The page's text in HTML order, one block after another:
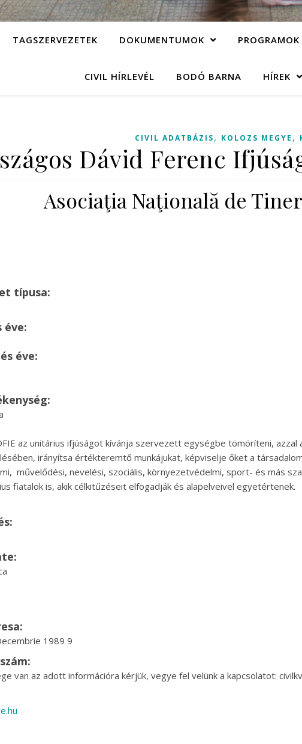
TAGSZERVEZETEK DOKUMENTUMOK PROGRAMOK
CIVIL HÍRLEVÉL BODÓ BARNA HÍREK
CIVIL ADATBÁZIS, KOLOZS MEGYE ,
Dávid Ferenc
Asociaţia Naţională de
típusa:
éve:
éve:
az unitárius ifjúságot kívánja szervezett egységbe tömöríteni, azzal
irányítsa értékteremtő munkájukat, képviselje őket a
művelődési, nevelési, szociális, környezetvédelmi, sport- és más
fiatalok is, akik célkitűzéseit elfogadják és alapelveivel egyetértenek.
1989 9
van az adott információra kérjük, vegye fel velünk a kapcsolatot: